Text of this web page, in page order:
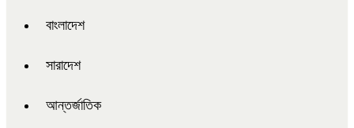
বাংলাদেশ
সারাদেশ
আন্তর্জাতিক